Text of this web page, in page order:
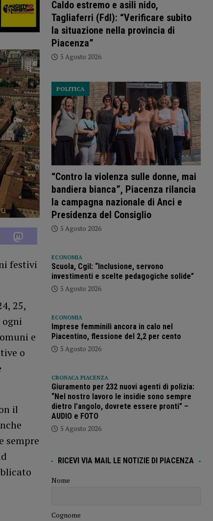
festivi
25,
ogni
e
o
il
sempre
Caldo estremo e asili nido,
Tagliaferri (FdI): “Verificare subito
la situazione nella provincia di
Piacenza”
5 Agosto 2026
“Contro la violenza sulle donne, mai
bandiera bianca”, Piacenza rilancia
la campagna nazionale di Anci e
Presidenza del Consiglio
POLITICA
5 Agosto 2026
ECONOMIA
Scuola, Cgil: “Inclusione, servono
investimenti e scelte pedagogiche solide”
5 Agosto 2026
ECONOMIA
Imprese femminili ancora in calo nel
Piacentino, flessione del 2,2 per cento
5 Agosto 2026
CRONACA PIACENZA
Giuramento per 232 nuovi agenti di polizia:
“Nel nostro lavoro le insidie sono sempre
dietro l’angolo, dovrete essere pronti” –
AUDIO e FOTO
5 Agosto 2026
RICEVI VIA MAIL LE NOTIZIE DI PIACENZA
Nome
Cognome